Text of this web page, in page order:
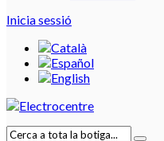
Inicia sessió